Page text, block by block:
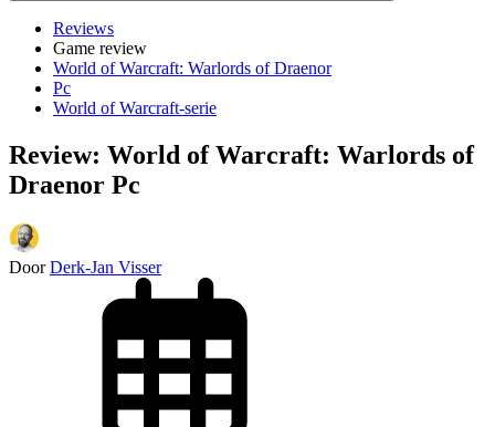
Reviews
Game review
World of Warcraft: Warlords of Draenor
Pc
World of Warcraft-serie
Review: World of Warcraft: Warlords of
Draenor Pc
Door Derk-Jan Visser